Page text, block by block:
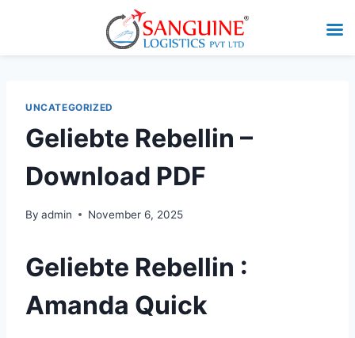
UNCATEGORIZED
Geliebte Rebellin –
Download PDF
By admin November 6, 2025
Geliebte Rebellin :
Amanda Quick